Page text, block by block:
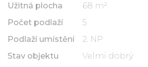
Užitná plocha
68 m²
Počet podlaží
5
Podlaží umístění
2. NP
Stav objektu
Velmi dobrý